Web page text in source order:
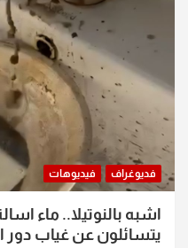
فديوغراف فيديوهات
اشبه بالنوتيلا.. ماء
يتسائلون عن غياب دور